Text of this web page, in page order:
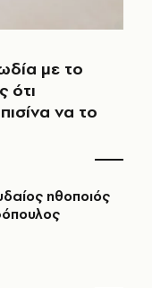
με το
ότι
να το
ηθοποιός